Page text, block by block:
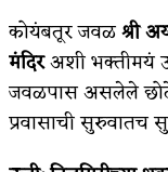
कोयंबतूर जवळश्री
मंदिरअशी भक्तीमयं
जवळपास असलेले
प्रवासाची सुरुवातच